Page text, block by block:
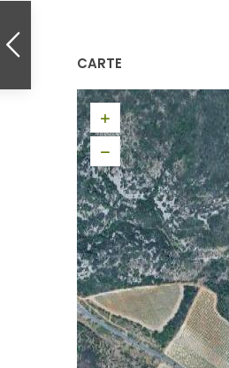
CARTE